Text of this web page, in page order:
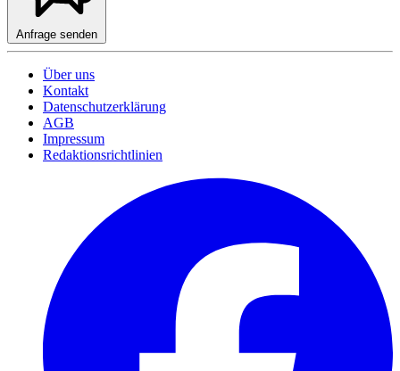
Anfrage senden
Über uns
Kontakt
Datenschutzerklärung
AGB
Impressum
Redaktionsrichtlinien